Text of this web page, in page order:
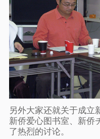
另外大家还就关于成立
新侨爱心图书室、新侨
了热烈的讨论。